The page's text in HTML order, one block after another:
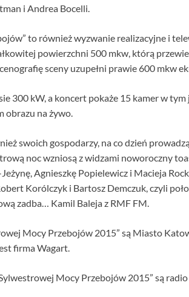
i Andrea Bocelli.
to również wyzwanie realizacyjne i
powierzchni 500 mkw, którą
sceny uzupełni prawie 600 mkw
300 kW, a koncert pokaże 15 kamer w
obrazu na żywo.
swoich gospodarzy, na co dzień
noc wzniosą z widzami noworoczny
Agnieszkę Popielewicz i Macieja
Korólczyk i Bartosz Demczuk, czyli
zadba… Kamil Baleja z RMF FM.
Mocy Przebojów 2015” są Miasto
firma Wagart.
Mocy Przebojów 2015” są